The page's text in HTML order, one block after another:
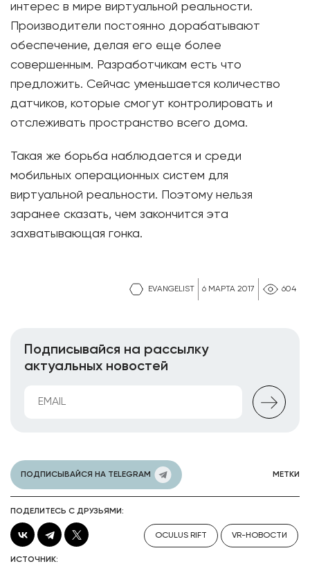
EVANGELIST 6 МАРТА 2017 604
интерес в мире виртуальной реальности.
Производители постоянно дорабатывают
обеспечение, делая его еще более
совершенным. Разработчикам есть что
предложить. Сейчас уменьшается количество
датчиков, которые смогут контролировать и
отслеживать пространство всего дома.
Такая же борьба наблюдается и среди
мобильных операционных систем для
виртуальной реальности. Поэтому нельзя
заранее сказать, чем закончится эта
захватывающая гонка.
Подписывайся на рассылку
актуальных новостей
ПОДПИСЫВАЙСЯ НА TELEGRAM МЕТКИ
ПОДЕЛИТЕСЬ С ДРУЗЬЯМИ:
OCULUS RIFT VR-НОВОСТИ
ИСТОЧНИК: